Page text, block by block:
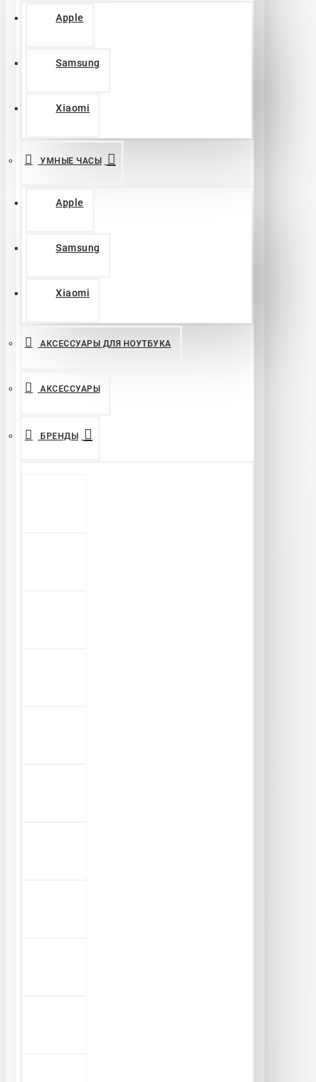
Apple
Samsung
Xiaomi
УМНЫЕ ЧАСЫ
Apple
Samsung
Xiaomi
АКСЕССУАРЫ ДЛЯ НОУТБУКА
АКСЕССУАРЫ
БРЕНДЫ